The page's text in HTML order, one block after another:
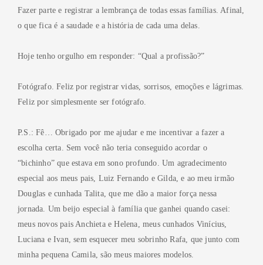
Fazer parte e registrar a lembrança de todas essas famílias. Afinal,
o que fica é a saudade e a história de cada uma delas.
Hoje tenho orgulho em responder: “Qual a profissão?”
Fotógrafo. Feliz por registrar vidas, sorrisos, emoções e lágrimas.
Feliz por simplesmente ser fotógrafo.
P.S.: Fê… Obrigado por me ajudar e me incentivar a fazer a
escolha certa. Sem você não teria conseguido acordar o
“bichinho” que estava em sono profundo. Um agradecimento
especial aos meus pais, Luiz Fernando e Gilda, e ao meu irmão
Douglas e cunhada Talita, que me dão a maior força nessa
jornada. Um beijo especial à família que ganhei quando casei:
meus novos pais Anchieta e Helena, meus cunhados Vinícius,
Luciana e Ivan, sem esquecer meu sobrinho Rafa, que junto com
minha pequena Camila, são meus maiores modelos.